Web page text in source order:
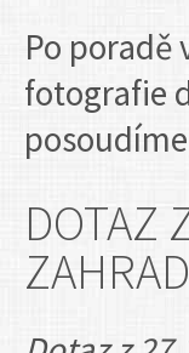
Po poradě
fotografie
DOTAZ